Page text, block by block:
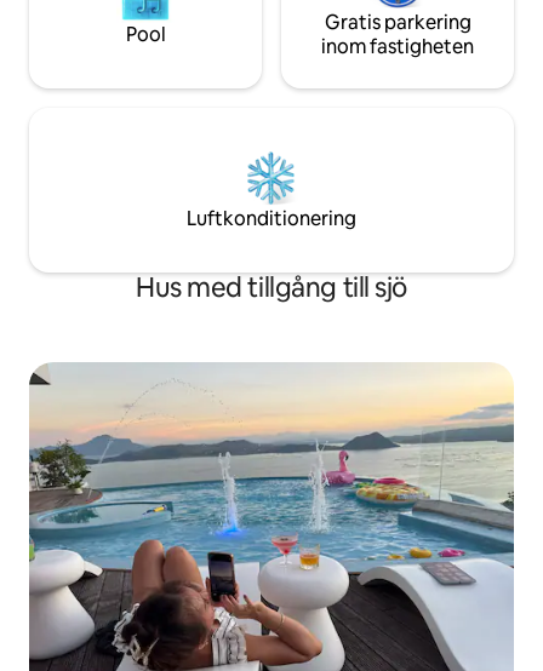
Pool
Gratis parkering
inom fastigheten
Luftkonditionering
Hus med tillgång till sjö